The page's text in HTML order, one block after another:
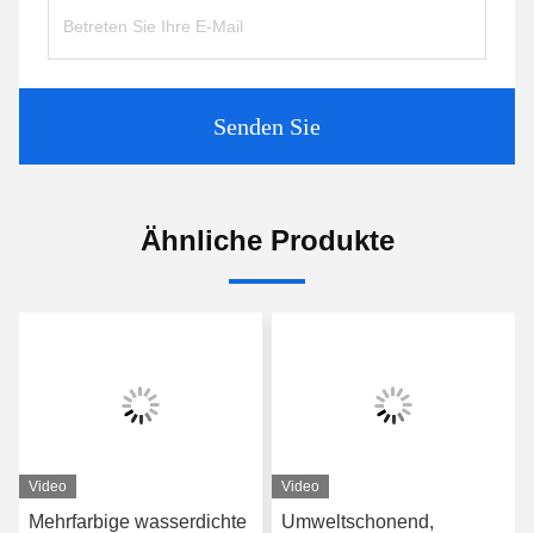
Senden Sie
Ähnliche Produkte
Video
Mehrfarbige wasserdichte
Video
Umweltschonend,